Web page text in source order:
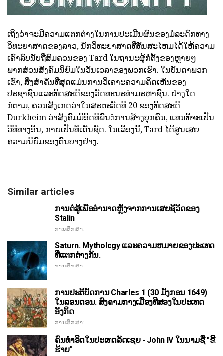
ເຖິງວ່າຈະມີຄວາມແຕກຕ່າງໃນການປະເມີນຜົນຂອງມໍລະດົກທາງ
ວິທະຍາສາດຂອງລາວ, ນັກວິທະຍາສາດທີ່ທັນສະໄຫມໄດ້ໃຫ້ຄວາມ
ເຄົາລົບນັບຖືສົມຄວນຂອງ Tard ໃນຖານະຜູ້ກໍ່ຕັ້ງຂອງຫຼາຍໆ
ພາກສ່ວນສັງຄົມນິຍົມໃນວັນເວລາຂອງພວກເຮົາ. ໃນບັນດາພວກ
ເຂົາ, ສິ່ງສໍາຄັນທີ່ສຸດແມ່ນການວິເຄາະຄວາມຄິດເຫັນຂອງ
ປະຊາຊົນແລະທິດສະດີຂອງວັດທະນະທໍາມະຫາຊົນ. ຢ່າງໃດ
ກໍຕາມ, ຄວນສັງເກດວ່າໃນສະຕະວັດທີ 20 ຂອງທິດສະດີ
Durkheim ວ່າສັງຄົມມີອິດທິພົນຕໍ່ການສ້າງບຸກຄົນ, ແທນທີ່ຈະເປັນ
ວິທີທາງອື່ນ, ກາຍເປັນທີ່ເດັ່ນຊັດ. ໃນເລື່ອງນີ້, Tard ໄດ້ສູນເສຍ
ຄວາມນິຍົມຂອງຕົນບາງຢ່າງ.
Similar articles
ການຕໍ່ສູ້ເພື່ອອໍານາດຫຼັງຈາກການເສຍຊີວິດຂອງ
Stalin
ການສຶກສາ:
Saturn. Mythology ແລະຄວາມຫມາຍຂອງປະເທດ
ທີ່ແຕກຕ່າງກັນ.
ການສຶກສາ:
ການປະຕິບັດການ Charles 1 (30 ມັງກອນ 1649)
ໃນລອນດອນ. ສົງຄາມກາງເມືອງທີສອງໃນປະເທດ
ອັງກິດ
ການສຶກສາ:
ຄົນທໍາອິດໃນປະເທດລັດເຊຍ - John IV ໃນນາມຊື່ "ຂີ້
ຮ້າຍ"